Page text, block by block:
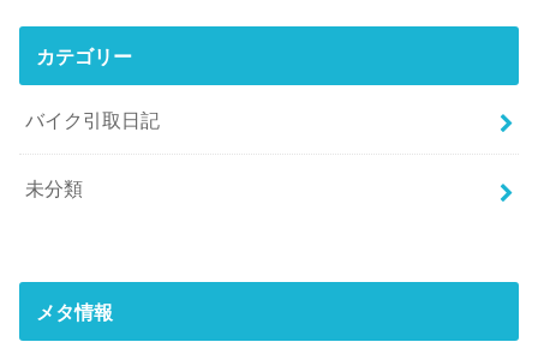
カテゴリー
バイク引取日記
未分類
メタ情報